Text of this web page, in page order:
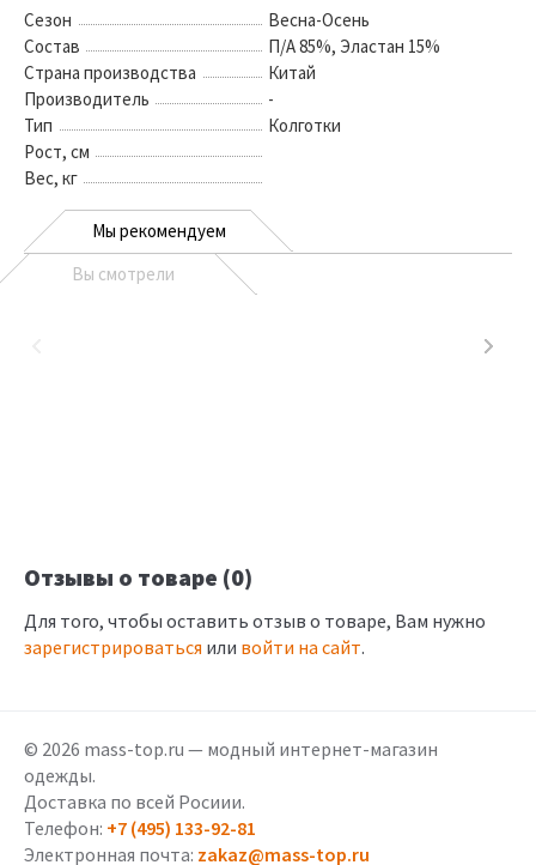
Сезон
Весна-Осень
Состав
П/А 85%, Эластан 15%
Страна производства
Китай
Производитель
-
Тип
Колготки
Рост, см
Вес, кг
Мы рекомендуем
Вы смотрели
Отзывы о товаре (0)
Для того, чтобы оставить отзыв о товаре, Вам нужно
зарегистрироваться или войти на сайт.
© 2026 mass-top.ru — модный интернет-магазин
одежды.
Доставка по всей Росиии.
Телефон: +7 (495) 133-92-81
Электронная почта: zakaz@mass-top.ru